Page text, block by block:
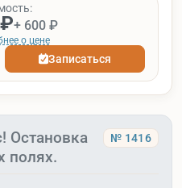
+ 600 ₽
о цене
Записаться
Остановка
полях.
№ 1416